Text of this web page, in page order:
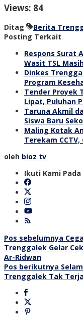
Views: 84
Ditag Berita
Posting Terkait
Respons Surat
Wasit TSL
Dinkes
Program
Tender Proyek
Lipat, Puluhan
Taruna Akmil
Siswa Baru
Maling Kotak
Terekam
oleh bioz tv
Ikuti Kami Pada
Navigasi
pos
Pos sebelumnya
Trenggalek Gelar
Ar-Ridwan
Pos berikutnya
Trenggalek Tak